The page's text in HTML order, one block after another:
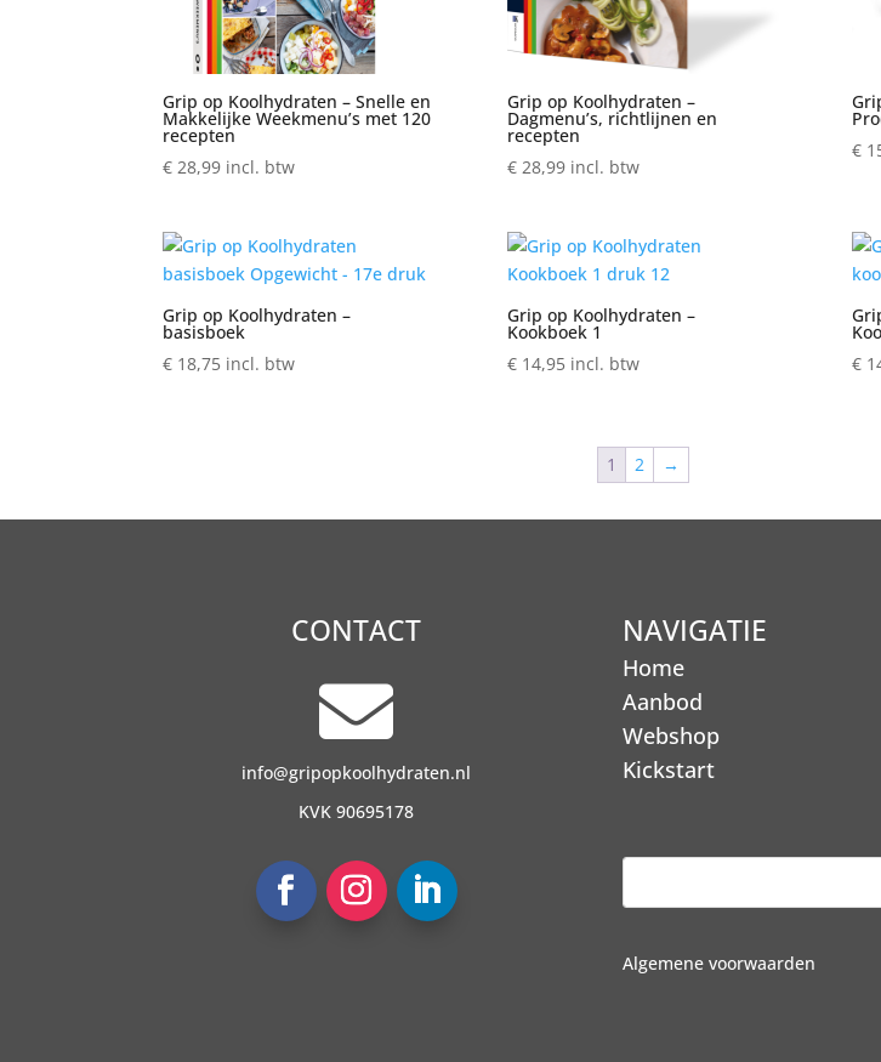
Grip op Koolhydraten – Snelle en
Makkelijke Weekmenu’s met 120
recepten
€ 28,99 incl. btw
Grip op Koolhydraten –
Dagmenu’s, richtlijnen en
recepten
€28,99 incl. btw
€
Grip op Koolhydraten –
basisboek
€ 18,75 incl. btw
Grip op Koolhydraten –
Kookboek 1
€14,95 incl. btw
€
1 2 →
CONTACT

info@gripopkoolhydraten.nl
KVK 90695178
NAVIGATIE
Home
Aanbod
Webshop
Kickstart
Algemene voorwaarden